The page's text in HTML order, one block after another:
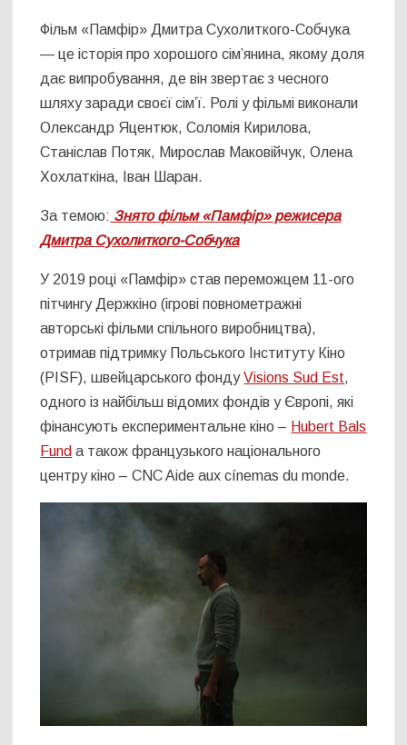
Фільм «Памфір» Дмитра Сухолиткого-Собчука
— це історія про хорошого сім’янина, якому доля
дає випробування, де він звертає з чесного
шляху заради своєї сім’ї. Ролі у фільмі виконали
Олександр Яцентюк, Соломія Кирилова,
Станіслав Потяк, Мирослав Маковійчук, Олена
Хохлаткіна, Іван Шаран.
За темою: Знято фільм «Памфір» режисера
Дмитра Сухолиткого-Собчука
У 2019 році «Памфір» став переможцем 11-ого
пітчингу Держкіно (ігрові повнометражні
авторські фільми спільного виробництва),
отримав підтримку Польського Інституту Кіно
(PISF), швейцарського фондуVisions Sud Est,
одного із найбільш відомих фондів у Європі, які
фінансують експериментальне кіно – Hubert Bals
Fund а також французького національного
центру кіно – CNC Aide aux cínemas du monde.